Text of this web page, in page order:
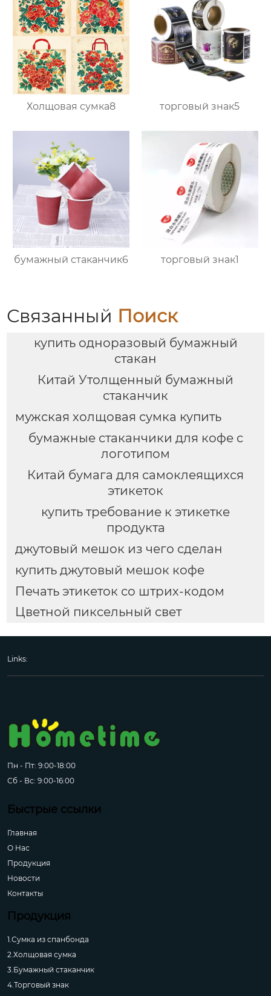
Холщовая сумка8 торговый знак5
бумажный стаканчик6 торговый знак1
Связанный Поиск
купить одноразовый бумажный
стакан
Китай Утолщенный бумажный
стаканчик
мужская холщовая сумка купить
бумажные стаканчики для кофе с
логотипом
Китай бумага для самоклеящихся
этикеток
купить требование к этикетке
продукта
джутовый мешок из чего сделан
купить джутовый мешок кофе
Печать этикеток со штрих-кодом
Цветной пиксельный свет
Links:
Пн - Пт: 9:00-18:00
Сб - Вс: 9:00-16:00
Быстрые ссылки
Главная
О Hас
Продукция
Новости
Контакты
Продукция
1.Сумка из спанбонда
2.Холщовая сумка
3.Бумажный стаканчик
4.Торговый знак